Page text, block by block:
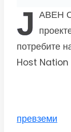
Ј АВЕН
потребите
Host Nation
превземи